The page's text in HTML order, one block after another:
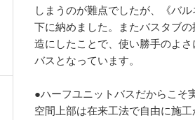
しまうのが難点でしたが、《バ
下に納めました。またバスタブ
造にしたことで、使い勝手のよ
バスとなっています。
●ハーフユニットバスだからこそ
空間上部は在来工法で自由に施